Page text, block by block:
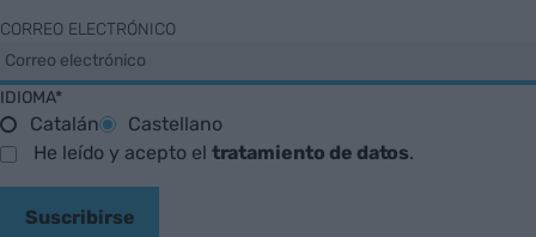
CORREO ELECTRÓNICO
IDIOMA*
Catalán
Castellano
He leído y acepto el tratamiento de datos.
Suscribirse